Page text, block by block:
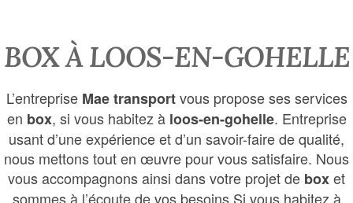
BOX À LOOS-EN-GOHELLE
L’entreprise Mae transportvous propose ses services
en box, si vous habitez à loos-en-gohelle. Entreprise
usant d’une expérience et d’un savoir-faire de qualité,
nous mettons tout en œuvre pour vous satisfaire. Nous
vous accompagnons ainsi dans votre projet de boxet
sommes à l’écoute de vos besoins.Si vous habitez à